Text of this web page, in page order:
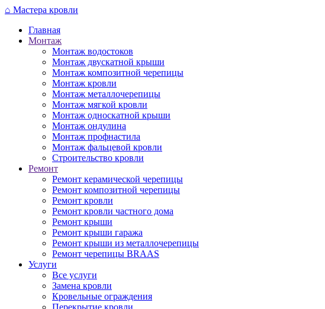
Перейти
основному
содержанию
⌂ Мастера кровли
Главная
Монтаж
Монтаж водостоков
Монтаж двускатной крыши
Монтаж композитной черепицы
Монтаж кровли
Монтаж металлочерепицы
Монтаж мягкой кровли
Монтаж односкатной крыши
Монтаж ондулина
Монтаж профнастила
Монтаж фальцевой кровли
Строительство кровли
Ремонт
Ремонт керамической черепицы
Ремонт композитной черепицы
Ремонт кровли
Ремонт кровли частного дома
Ремонт крыши
Ремонт крыши гаража
Ремонт крыши из металлочерепицы
Ремонт черепицы BRAAS
Услуги
Все услуги
Замена кровли
Кровельные ограждения
Перекрытие кровли